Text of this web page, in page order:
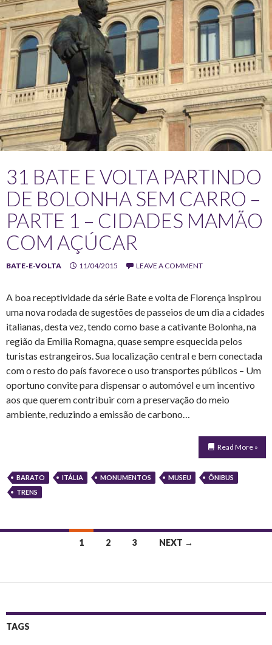
31 BATE E VOLTA PARTINDO
DE BOLONHA SEM CARRO –
PARTE 1 – CIDADES MAMÃO
COM AÇÚCAR
BATE-E-VOLTA 11/04/2015 LEAVE A COMMENT
A boa receptividade da série Bate e volta de Florença inspirou
uma nova rodada de sugestões de passeios de um dia a cidades
italianas, desta vez, tendo como base a cativante Bolonha, na
região da Emilia Romagna, quase sempre esquecida pelos
turistas estrangeiros. Sua localização central e bem conectada
com o resto do país favorece o uso transportes públicos – Um
oportuno convite para dispensar o automóvel e um incentivo
aos que querem contribuir com a preservação do meio
ambiente, reduzindo a emissão de carbono…
Read More »
BARATO ITÁLIA MONUMENTOS MUSEU
ÔNIBUS
TRENS
1 2 3 NEXT →
TAGS